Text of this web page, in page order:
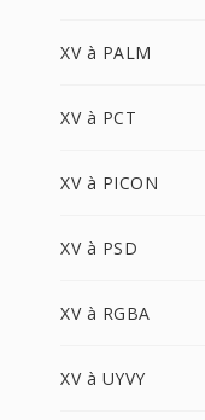
XV à PALM
XV à PCT
XV à PICON
XV à PSD
XV à RGBA
XV à UYVY